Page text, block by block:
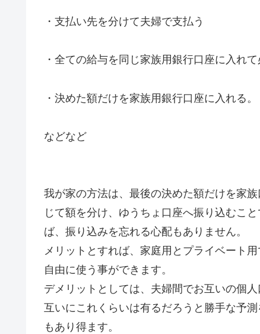
・支払い先を分けて夫婦で支払う
・全ての給与を同じ家族用銀行口座に入れ
・決めた額だけを家族用銀行口座に入れる。
などなど
我が家の方法は、最後の決めた額だけを家
じて額を分け、ゆうちょ口座へ振り込むこ
ば、振り込みを忘れる心配もありません。
メリットとすれば、家庭用とプライベート
自由に使う事ができます。
デメリットとしては、夫婦間でお互いの個
互いにこれくらいは有るだろうと勝手な予
もあり得ます。